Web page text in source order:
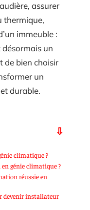
assurer
thermique,
immeuble :
un
de bien choisir
un
durable.
climatique ?
génie climatique ?
réussie en
devenir installateur